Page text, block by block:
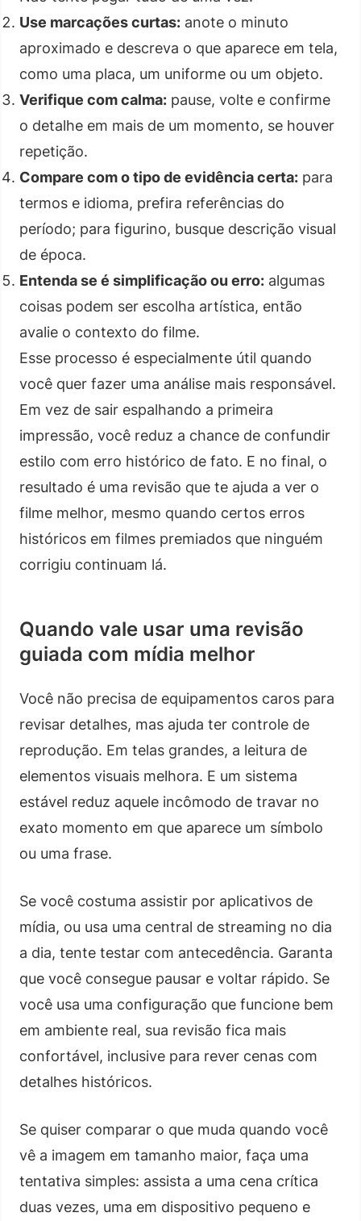
Use marcações curtas: anote o minuto
aproximado e descreva o que aparece em tela,
como uma placa, um uniforme ou um objeto.
Verifique com calma: pause, volte e confirme
o detalhe em mais de um momento, se houver
repetição.
Compare com o tipo de evidência certa: para
termos e idioma, prefira referências do
período; para figurino, busque descrição visual
de época.
Entenda se é simplificação ou erro: algumas
coisas podem ser escolha artística, então
avalie o contexto do filme.
Esse processo é especialmente útil quando
você quer fazer uma análise mais responsável.
Em vez de sair espalhando a primeira
impressão, você reduz a chance de confundir
estilo com erro histórico de fato. E no final, o
resultado é uma revisão que te ajuda a ver o
filme melhor, mesmo quando certos erros
históricos em filmes premiados que ninguém
corrigiu continuam lá.
Quando vale usar uma revisão
guiada com mídia melhor
Você não precisa de equipamentos caros para
revisar detalhes, mas ajuda ter controle de
reprodução. Em telas grandes, a leitura de
elementos visuais melhora. E um sistema
estável reduz aquele incômodo de travar no
exato momento em que aparece um símbolo
ou uma frase.
Se você costuma assistir por aplicativos de
mídia, ou usa uma central de streaming no dia
a dia, tente testar com antecedência. Garanta
que você consegue pausar e voltar rápido. Se
você usa uma configuração que funcione bem
em ambiente real, sua revisão fica mais
confortável, inclusive para rever cenas com
detalhes históricos.
Se quiser comparar o que muda quando você
vê a imagem em tamanho maior, faça uma
tentativa simples: assista a uma cena crítica
duas vezes, uma em dispositivo pequeno e